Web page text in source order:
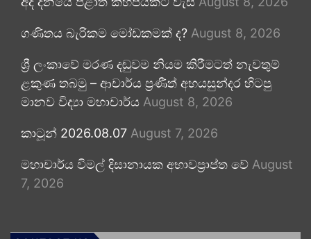
ගණිතය බැරිකම මෝඩකමක් ද? August 8, 2026
ශ්‍රී ලංකාවේ මරණ දඬුවම නියම කිරීමටත් නැවතුම්
ළකුණ තබමු – ආචාර්ය ප්‍රණීත් අභයසුන්දර හිටපු
මානව විද්‍යා මහාචාර්ය August 8, 2026
කාටූන් 2026.08.07 August 7, 2026
මහාචාර්ය විමල් දිසානායක අභාවප්‍රාප්ත වේ August
7, 2026